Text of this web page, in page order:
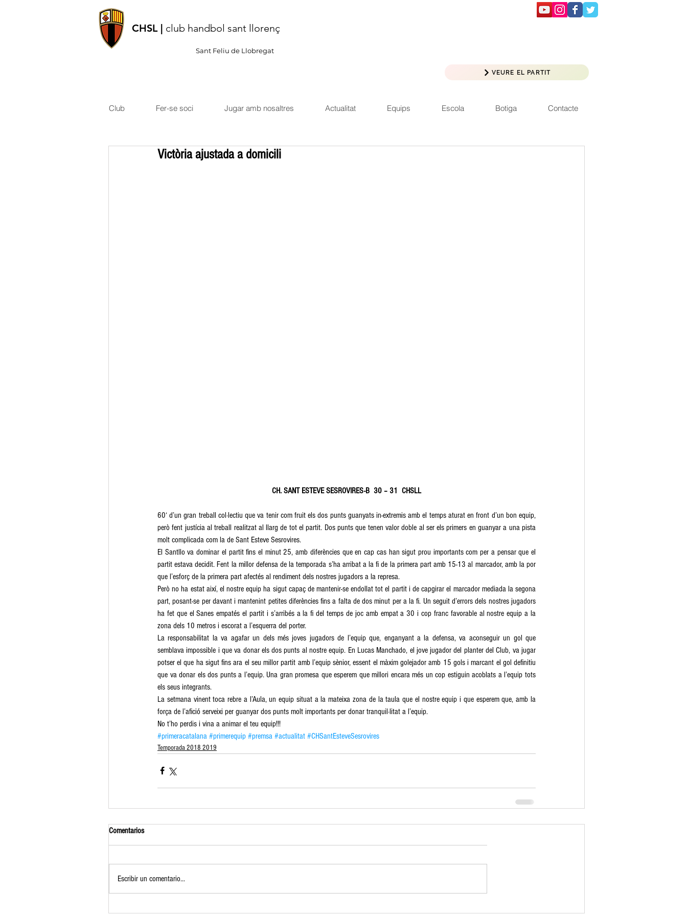
CHSL | club handbol sant llorenç
Sant Feliu de Llobregat
VEURE EL PARTIT
Club Fer-se soci Jugar amb nosaltres Actualitat Equips Escola Botiga Contacte
Victòria ajustada a domicili
CH. SANT ESTEVE SESROVIRES-B  30 – 31  CHSLL
60‘ d’un gran treball col·lectiu que va tenir com fruit els dos punts guanyats in-extremis amb el temps aturat en front d’un bon equip,
però fent justícia al treball realitzat al llarg de tot el partit. Dos punts que tenen valor doble al ser els primers en guanyar a una pista
molt complicada com la de Sant Esteve Sesrovires.
El Santllo va dominar el partit fins el minut 25, amb diferències que en cap cas han sigut prou importants com per a pensar que el
partit estava decidit. Fent la millor defensa de la temporada s’ha arribat a la fi de la primera part amb 15-13 al marcador, amb la por
que l’esforç de la primera part afectés al rendiment dels nostres jugadors a la represa.
Però no ha estat així, el nostre equip ha sigut capaç de mantenir-se endollat tot el partit i de capgirar el marcador mediada la segona
part, posant-se per davant i mantenint petites diferències fins a falta de dos minut per a la fi. Un seguit d’errors dels nostres jugadors
ha fet que el Sanes empatés el partit i s’arribés a la fi del temps de joc amb empat a 30 i cop franc favorable al nostre equip a la
zona dels 10 metros i escorat a l’esquerra del porter.
La responsabilitat la va agafar un dels més joves jugadors de l’equip que, enganyant a la defensa, va aconseguir un gol que
semblava impossible i que va donar els dos punts al nostre equip. En Lucas Manchado, el jove jugador del planter del Club, va jugar
potser el que ha sigut fins ara el seu millor partit amb l’equip sènior, essent el màxim golejador amb 15 gols i marcant el gol definitiu
que va donar els dos punts a l’equip. Una gran promesa que esperem que millori encara més un cop estiguin acoblats a l’equip tots
els seus integrants.
La setmana vinent toca rebre a l’Aula, un equip situat a la mateixa zona de la taula que el nostre equip i que esperem que, amb la
força de l’afició serveixi per guanyar dos punts molt importants per donar tranquil·litat a l’equip.
No t’ho perdis i vina a animar el teu equip!!!
#primeracatalana #primerequip #premsa #actualitat #CHSantEsteveSesrovires
Temporada 2018 2019
Comentarios
Escribir un comentario...